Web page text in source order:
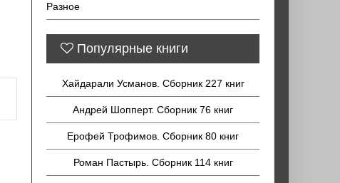
Разное
Популярные книги
Хайдарали Усманов. Сборник 227 книг
Андрей Шопперт. Сборник 76 книг
Ерофей Трофимов. Сборник 80 книг
Роман Пастырь. Сборник 114 книг